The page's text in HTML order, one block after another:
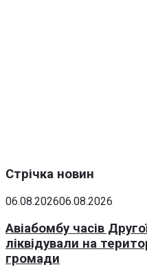
Стрічка новин
06.08.202606.08.2026
Авіабомбу часів
ліквідували на
громади